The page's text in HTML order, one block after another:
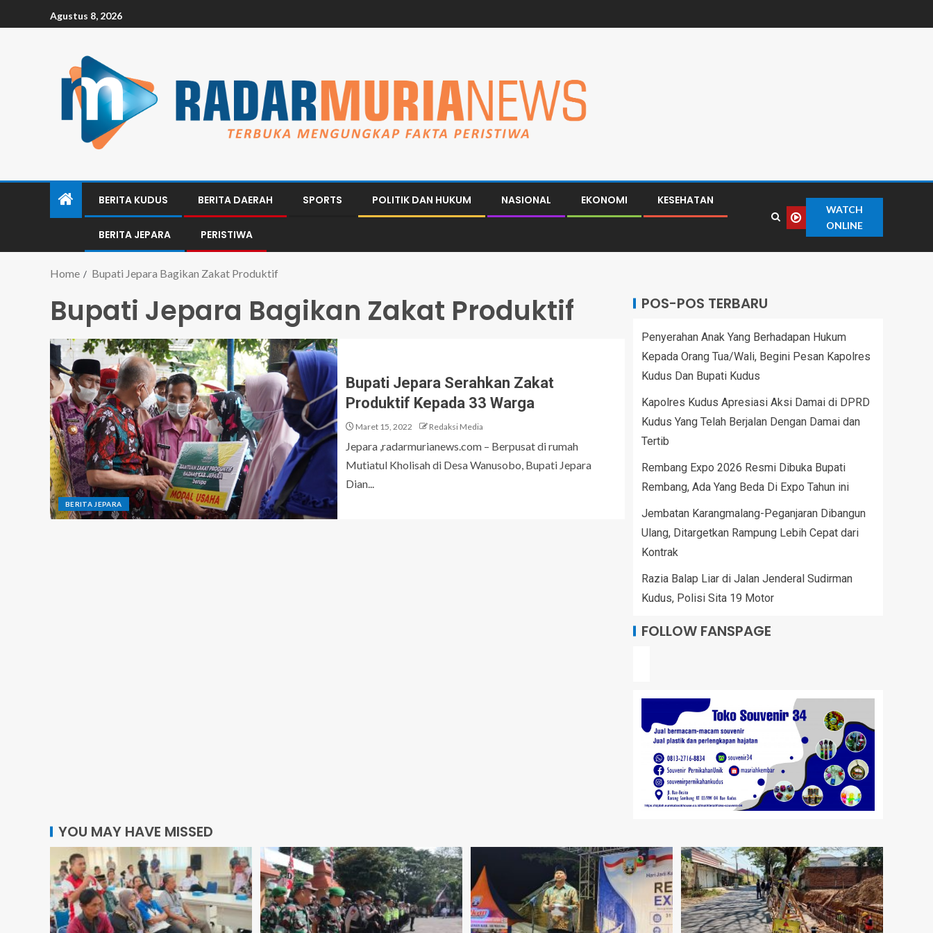
Agustus 8, 2026
BERITA KUDUS BERITA DAERAH SPORTS POLITIK DAN HUKUM NASIONAL EKONOMI KESEHATAN
BERITA JEPARA PERISTIWA
WATCH
ONLINE
Home Bupati Jepara Bagikan Zakat Produktif
Bupati Jepara Bagikan Zakat Produktif
BERITA JEPARA
Bupati Jepara Serahkan Zakat
Produktif Kepada 33 Warga
Maret 15, 2022 Redaksi Media
Jepara ,radarmurianews.com – Berpusat di rumah
Mutiatul Kholisah di Desa Wanusobo, Bupati Jepara
Dian...
POS-POS TERBARU
Penyerahan Anak Yang Berhadapan Hukum
Kepada Orang Tua/Wali, Begini Pesan Kapolres
Kudus Dan Bupati Kudus
Kapolres Kudus Apresiasi Aksi Damai di DPRD
Kudus Yang Telah Berjalan Dengan Damai dan
Tertib
Rembang Expo 2026 Resmi Dibuka Bupati
Rembang, Ada Yang Beda Di Expo Tahun ini
Jembatan Karangmalang-Peganjaran Dibangun
Ulang, Ditargetkan Rampung Lebih Cepat dari
Kontrak
Razia Balap Liar di Jalan Jenderal Sudirman
Kudus, Polisi Sita 19 Motor
FOLLOW FANSPAGE
YOU MAY HAVE MISSED